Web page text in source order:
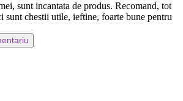
sunt incantata de produs. Recomand, tot
sunt chestii utile, ieftine, foarte bune pentru